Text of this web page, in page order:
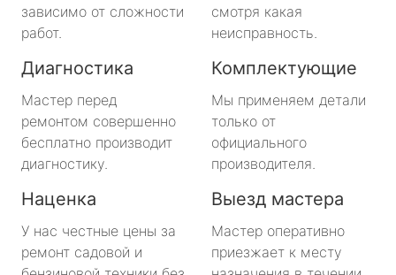
зависимо от сложности
работ.
смотря какая
неисправность.
Диагностика
Мастер перед
ремонтом совершенно
бесплатно производит
диагностику.
Комплектующие
Мы применяем детали
только от
официального
производителя.
Наценка
У нас честные цены за
ремонт садовой и
Выезд мастера
Мастер оперативно
приезжает к месту